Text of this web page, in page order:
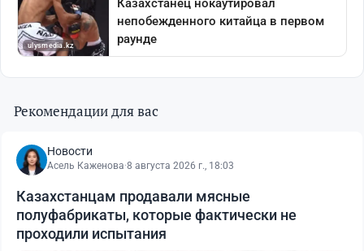
Рекомендации для вас
Новости
Асель Каженова·8 августа 2026 г., 18:03
Казахстанцам продавали мясные
полуфабрикаты, которые фактически не
проходили испытания